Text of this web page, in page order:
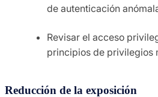
de autenticación
Revisar el acceso
principios de privilegios
Reducción de la exposición